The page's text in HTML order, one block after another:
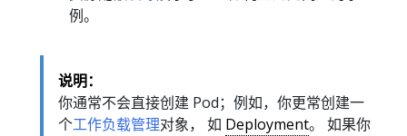
例。
说明：
你通常不会直接创建 Pod；例如，你更常创建一
个工作负载管理对象， 如 Deployment。 如果你